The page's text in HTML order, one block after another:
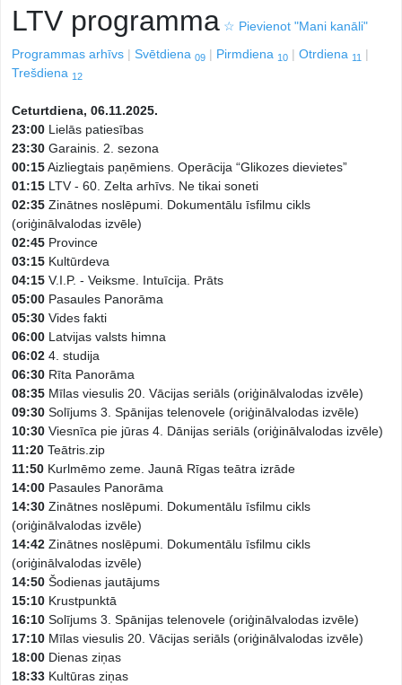
LTV programma ☆ Pievienot "Mani kanāli"
Programmas arhīvs
Svētdiena 09 Pirmdiena 10 Otrdiena 11
Trešdiena 12
Ceturtdiena, 06.11.2025.
23:00 Lielās patiesības
23:30 Garainis. 2. sezona
00:15Aizliegtais paņēmiens. Operācija “Glikozes dievietes”
01:15 LTV - 60. Zelta arhīvs. Ne tikai soneti
02:35 Zinātnes noslēpumi. Dokumentālu īsfilmu cikls
(oriģinālvalodas izvēle)
02:45 Province
03:15 Kultūrdeva
04:15 V.I.P. - Veiksme. Intuīcija. Prāts
05:00 Pasaules Panorāma
05:30 Vides fakti
06:00 Latvijas valsts himna
06:02 4. studija
06:30 Rīta Panorāma
08:35 Mīlas viesulis 20. Vācijas seriāls (oriģinālvalodas izvēle)
09:30 Solījums 3. Spānijas telenovele (oriģinālvalodas izvēle)
10:30 Viesnīca pie jūras 4. Dānijas seriāls (oriģinālvalodas izvēle)
11:20 Teātris.zip
11:50 Kurlmēmo zeme. Jaunā Rīgas teātra izrāde
14:00 Pasaules Panorāma
14:30 Zinātnes noslēpumi. Dokumentālu īsfilmu cikls
(oriģinālvalodas izvēle)
14:42 Zinātnes noslēpumi. Dokumentālu īsfilmu cikls
(oriģinālvalodas izvēle)
14:50 Šodienas jautājums
15:10 Krustpunktā
16:10 Solījums 3. Spānijas telenovele (oriģinālvalodas izvēle)
17:10 Mīlas viesulis 20. Vācijas seriāls (oriģinālvalodas izvēle)
18:00 Dienas ziņas
18:33 Kultūras ziņas